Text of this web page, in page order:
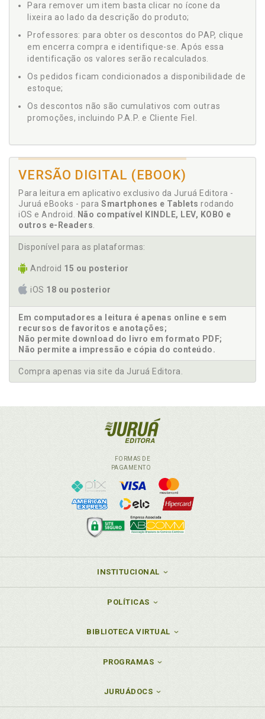
Para remover um item basta clicar no ícone da
lixeira ao lado da descrição do produto;
Professores: para obter os descontos do PAP, clique
em encerra compra e identifique-se. Após essa
identificação os valores serão recalculados.
Os pedidos ficam condicionados a disponibilidade de
estoque;
Os descontos não são cumulativos com outras
promoções, incluindo P.A.P. e Cliente Fiel.
VERSÃO DIGITAL (EBOOK)
Para leitura em aplicativo exclusivo da Juruá Editora -
Juruá eBooks - para Smartphones e Tablets rodando
iOS e Android.
Não compatível KINDLE, LEV, KOBO e
outros e-Readers
Disponível para as plataformas:
Android 15 ou posterior
iOS 18 ou posterior
Em computadores a leitura é apenas online e sem
recursos de favoritos e anotações;
Não permite download do livro em formato PDF;
Não permite a impressão e cópia do conteúdo.
Compra apenas via site da Juruá Editora.
FORMAS DE
PAGAMENTO
INSTITUCIONAL
POLÍTICAS
BIBLIOTECA VIRTUAL
PROGRAMAS
JURUÁDOCS